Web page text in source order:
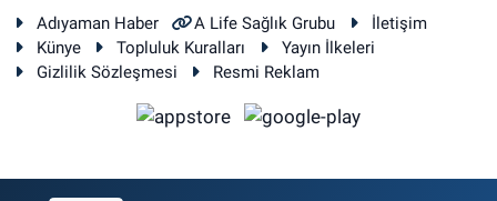
Adıyaman Haber A Life Sağlık Grubu
İletişim
Künye
Topluluk Kuralları
Yayın İlkeleri
Gizlilik Sözleşmesi
Resmi Reklam